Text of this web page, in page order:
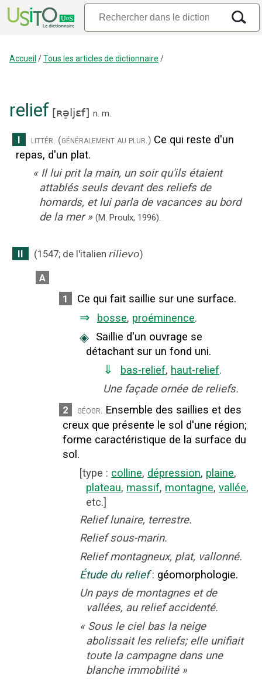
Accueil /Tous les articles de dictionnaire /
relief [ʀə̠ljɛf] n. m.
I littér. (généralement au plur.) Ce qui reste d'un
repas, d'un plat.
« Il lui prit la main, un soir qu'ils étaient
attablés seuls devant des reliefs de
homards, et lui parla de vacances au bord
de la mer » (M. Proulx, 1996).
II (1547; de l'italien rilievo)
A
1
Ce qui fait saillie sur une surface.
⇒ bosse, proéminence.
◈ Saillie d'un ouvrage se
détachant sur un fond uni.
⇓ bas-relief, haut-relief.
Une façade ornée de reliefs.
2 géogr. Ensemble des saillies et des
creux que présente le sol d'une région;
forme caractéristique de la surface du
sol.
[type : colline, dépression, plaine,
plateau, massif, montagne, vallée,
etc.]
Relief lunaire, terrestre.
Relief sous-marin.
Relief montagneux, plat, vallonné.
Étude du relief : géomorphologie.
Un pays de montagnes et de
vallées, au relief accidenté.
« Sous le ciel bas la neige
abolissait les reliefs; elle unifiait
toute la campagne dans une
blanche immobilité »